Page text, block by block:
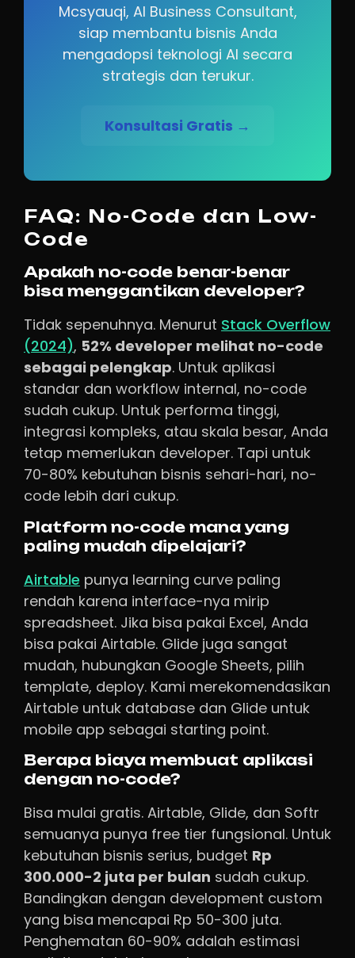
Mcsyauqi, AI Business Consultant,
siap membantu bisnis Anda
mengadopsi teknologi AI secara
strategis dan terukur.
Konsultasi Gratis →
FAQ: No-Code dan Low-
Code
Apakah no-code benar-benar
bisa menggantikan developer?
Tidak sepenuhnya. Menurut Stack Overflow
(2024), 52% developer melihat no-code
sebagai pelengkap. Untuk aplikasi
standar dan workflow internal, no-code
sudah cukup. Untuk performa tinggi,
integrasi kompleks, atau skala besar, Anda
tetap memerlukan developer. Tapi untuk
70-80% kebutuhan bisnis sehari-hari, no-
code lebih dari cukup.
Platform no-code mana yang
paling mudah dipelajari?
Airtable punya learning curve paling
rendah karena interface-nya mirip
spreadsheet. Jika bisa pakai Excel, Anda
bisa pakai Airtable. Glide juga sangat
mudah, hubungkan Google Sheets, pilih
template, deploy. Kami merekomendasikan
Airtable untuk database dan Glide untuk
mobile app sebagai starting point.
Berapa biaya membuat aplikasi
dengan no-code?
Bisa mulai gratis. Airtable, Glide, dan Softr
semuanya punya free tier fungsional. Untuk
kebutuhan bisnis serius, budget Rp
300.000-2 juta per bulan sudah cukup.
Bandingkan dengan development custom
yang bisa mencapai Rp 50-300 juta.
Penghematan 60-90% adalah estimasi